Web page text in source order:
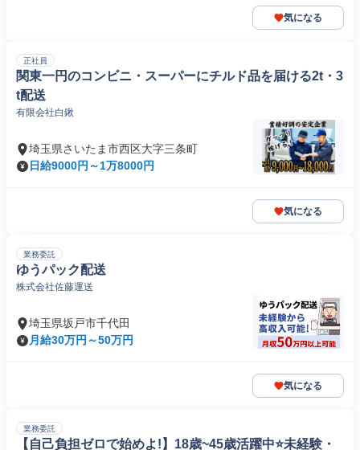
気になる
正社員
関東一円のコンビニ・スーパーにチルド品を届ける2t・3
t配送
有限会社白鍬
埼玉県さいたま市西区大字三条町
日給9000円～1万8000円
気になる
業務委託
ゆうパック配送
株式会社佐藤運送
埼玉県坂戸市千代田
月給30万円～50万円
気になる
業務委託
【自己負担ゼロで始めよ!】18歳~45歳活躍中⭐未経験・